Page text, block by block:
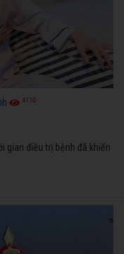
4110
gian điều trị bệnh đã khiến